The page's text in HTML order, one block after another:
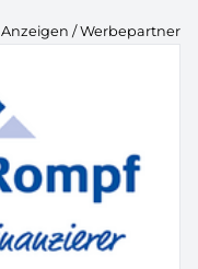
Anzeigen / Werbepartner